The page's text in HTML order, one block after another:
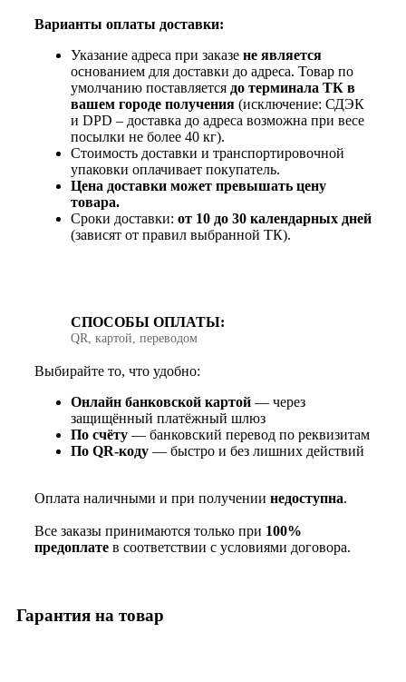
Варианты оплаты доставки:
Указание адреса при заказе не является
основанием для доставки до адреса. Товар по
умолчанию поставляется до терминала ТК в
вашем городе получения (исключение: СДЭК
и DPD – доставка до адреса возможна при весе
посылки не более 40 кг).
Стоимость доставки и транспортировочной
упаковки оплачивает покупатель.
Цена доставки может превышать цену
товара.
Сроки доставки: от 10 до 30 календарных дней
(зависят от правил выбранной ТК).
СПОСОБЫ ОПЛАТЫ:
QR, картой, переводом
Выбирайте то, что удобно:
Онлайн банковской картой — через
защищённый платёжный шлюз
По счёту — банковский перевод по реквизитам
По QR‑коду — быстро и без лишних действий
Оплата наличными и при получении недоступна.
Все заказы принимаются только при 100%
предоплате в соответствии с условиями договора.
Гарантия на товар